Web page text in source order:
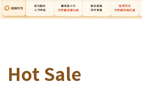
Hot Sale